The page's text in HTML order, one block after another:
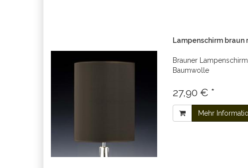
Lampenschirm braun
Brauner
Baumwolle
27,90 € *
Mehr